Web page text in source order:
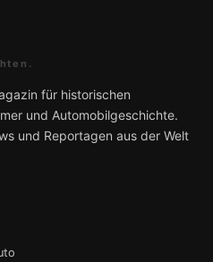
für historischen
und Automobilgeschichte.
und Reportagen aus der Welt